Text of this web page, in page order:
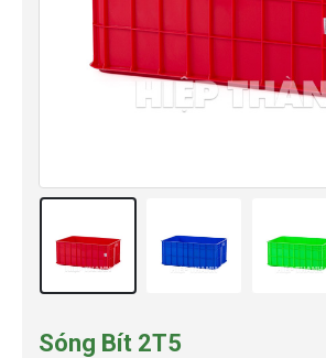
Sóng Bít 2T5